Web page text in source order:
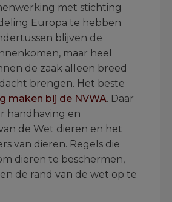
met stichting
Europa te hebben
blijven de
maar heel
de zaak alleen breed
brengen. Het beste
maken bij de NVWA. Daar
handhaving en
de Wet dieren en het
van dieren. Regels die
dieren te beschermen,
de rand van de wet op te